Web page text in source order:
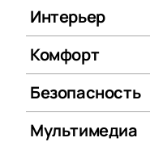
Интерьер
Комфорт
Безопасность
Мультимедиа